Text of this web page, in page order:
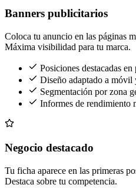
Banners publicitarios
Coloca tu anuncio en las páginas
Máxima visibilidad para tu marca.
Posiciones destacadas
Diseño adaptado a móvil
Segmentación por zona
Informes de rendimiento
Negocio destacado
Tu ficha aparece en las primeras
Destaca sobre tu competencia.